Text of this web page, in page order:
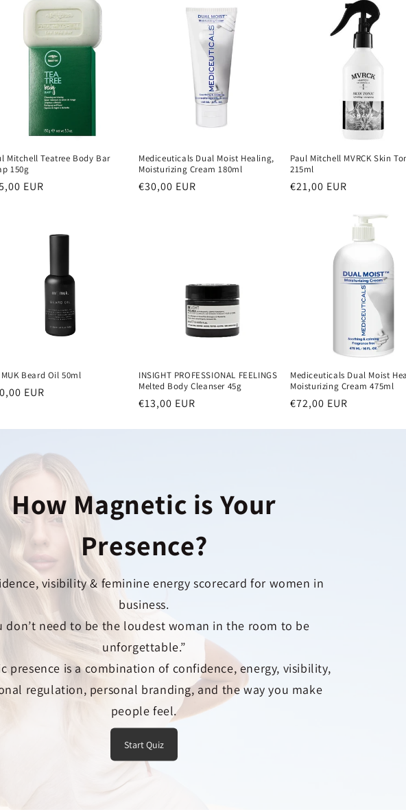
Mitchell Teatree Body Bar
150g
EUR
Mediceuticals Dual Moist Healing,
Moisturizing Cream 180ml
Běžná
€30,00 EUR
Paul Mitchell MVRCK Skin
215ml
Běžná
€21,00 EUR
MUK Beard Oil 50ml
EUR
INSIGHT PROFESSIONAL FEELINGS
Melted Body Cleanser 45g
Běžná
€13,00 EUR
Mediceuticals Dual Moist
Moisturizing Cream 475ml
Běžná
€72,00 EUR